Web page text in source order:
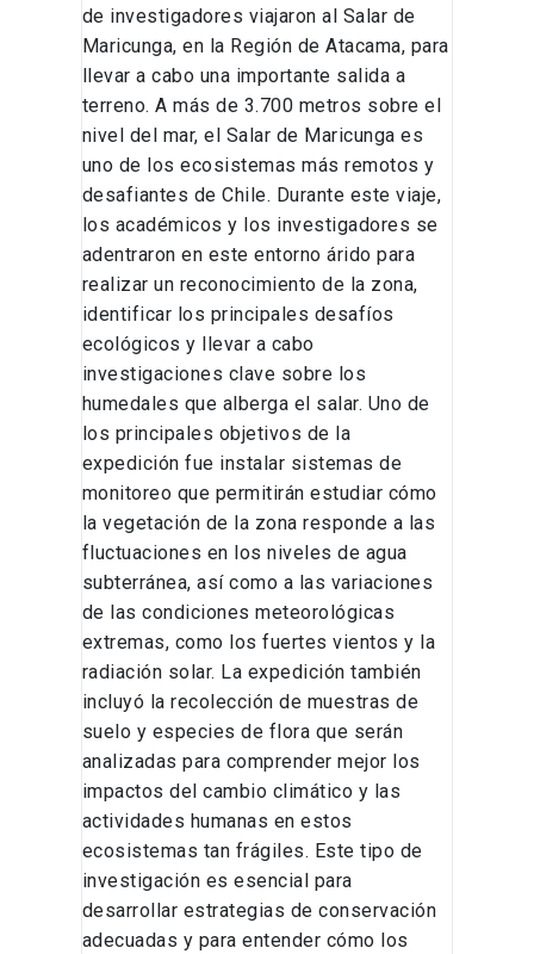
de investigadores viajaron al Salar de
Maricunga, en la Región de Atacama, para
llevar a cabo una importante salida a
terreno. A más de 3.700 metros sobre el
nivel del mar, el Salar de Maricunga es
uno de los ecosistemas más remotos y
desafiantes de Chile. Durante este viaje,
los académicos y los investigadores se
adentraron en este entorno árido para
realizar un reconocimiento de la zona,
identificar los principales desafíos
ecológicos y llevar a cabo
investigaciones clave sobre los
humedales que alberga el salar. Uno de
los principales objetivos de la
expedición fue instalar sistemas de
monitoreo que permitirán estudiar cómo
la vegetación de la zona responde a las
fluctuaciones en los niveles de agua
subterránea, así como a las variaciones
de las condiciones meteorológicas
extremas, como los fuertes vientos y la
radiación solar. La expedición también
incluyó la recolección de muestras de
suelo y especies de flora que serán
analizadas para comprender mejor los
impactos del cambio climático y las
actividades humanas en estos
ecosistemas tan frágiles. Este tipo de
investigación es esencial para
desarrollar estrategias de conservación
adecuadas y para entender cómo los